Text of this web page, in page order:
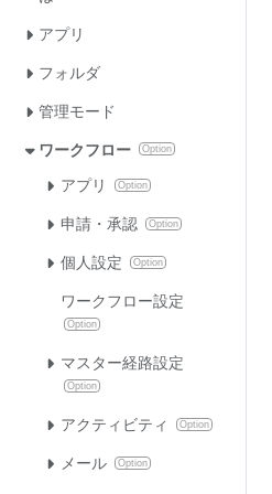
アプリ
フォルダ
管理モード
ワークフロー Option
アプリ Option
申請・承認 Option
個人設定 Option
ワークフロー設定
Option
マスター経路設定
Option
アクティビティ Option
メール Option